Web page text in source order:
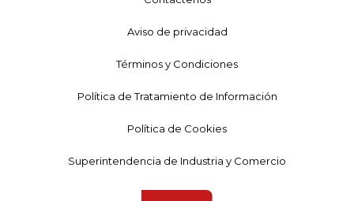
Aviso de privacidad
Términos y Condiciones
Política de Tratamiento de Información
Política de Cookies
Superintendencia de Industria y Comercio